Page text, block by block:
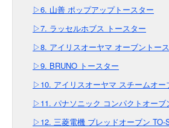
▷6. 山善 ポップアップトースター
▷7. ラッセルホブス トースター
▷8. アイリスオーヤマ オーブントー
▷9. BRUNO トースター
▷10. アイリスオーヤマ スチームオー
▷11. パナソニック コンパクトオーブ
▷12. 三菱電機 ブレッドオーブン TO-